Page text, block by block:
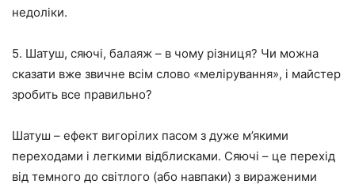
недоліки.
5. Шатуш, сяючі, балаяж – в чому різниця? Чи можна
сказати вже звичне всім слово «мелірування», і майстер
зробить все правильно?
Шатуш – ефект вигорілих пасом з дуже м’якими
переходами і легкими відблисками. Сяючі – це перехід
від темного до світлого (або навпаки) з вираженими